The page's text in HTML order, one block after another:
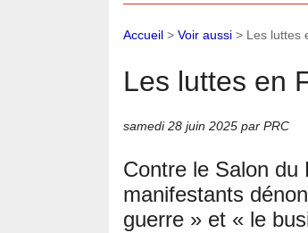
Accueil > Voir aussi > Les luttes
Les luttes en
samedi 28 juin 2025 par PRC
Contre le Salon du
manifestants
guerre » et « le